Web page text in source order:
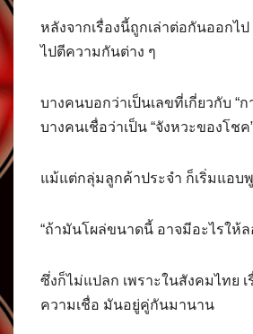
หลังจากเรื่องนี้ถูกเล่าต่อกันออกไ
ไปตีความกันต่าง ๆ
บางคนบอกว่าเป็นเลขที่เกี่ยวกับ “ก
บางคนเชื่อว่าเป็น “จังหวะของโช
แม้แต่กลุ่มลูกค้าประจำ ก็เริ่มแอบ
“ถ้ามันโผล่ขนาดนี้ อาจมีอะไรให้ล
ซึ่งก็ไม่แปลก เพราะในสังคมไทย เ
ความเชื่อ มันอยู่คู่กันมานาน